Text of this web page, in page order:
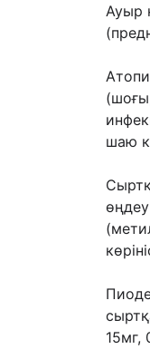
Ауыр
шаю
өңдеу
15мг,